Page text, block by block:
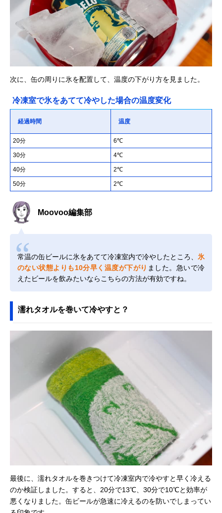
次に、缶の周りに氷を配置して、温度の下がり方を見ました。
冷凍室で氷をあてて冷やした場合の温度変化
経過時間 温度
20分 6℃
30分 4℃
40分 2℃
50分 2℃
Moovoo編集部
常温の缶ビールに氷をあてて冷凍室内で冷やしたところ、 氷
のない状態よりも10分早く温度が下がり ました。急いで冷
えたビールを飲みたいならこちらの方法が有効ですね。
濡れタオルを巻いて冷やすと？
最後に、濡れタオルを巻きつけて冷凍室内で冷やすと早く冷える
のか検証しました。すると、20分で13℃、30分で10℃と効率が
悪くなりました。缶ビールが急速に冷えるのを防いでしまってい